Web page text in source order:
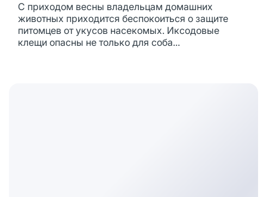
С приходом весны владельцам домашних
животных приходится беспокоиться о защите
питомцев от укусов насекомых. Иксодовые
клещи опасны не только для соба...